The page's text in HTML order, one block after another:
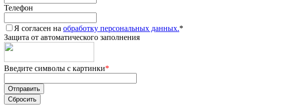
Телефон
Я согласен на обработку персональных данных.*
Защита от автоматического заполнения
Введите символы с картинки*